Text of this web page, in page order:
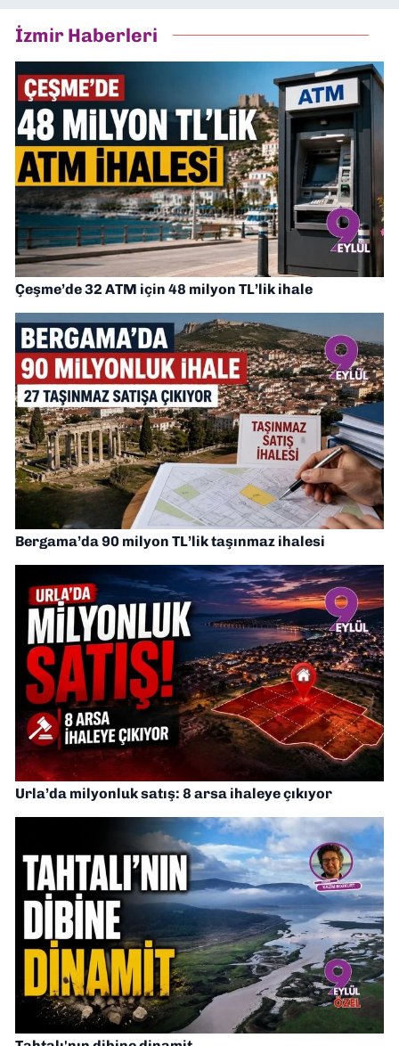
İzmir Haberleri
Çeşme’de 32 ATM için 48 milyon TL’lik ihale
Bergama’da 90 milyon TL’lik taşınmaz ihalesi
Urla’da milyonluk satış: 8 arsa ihaleye çıkıyor